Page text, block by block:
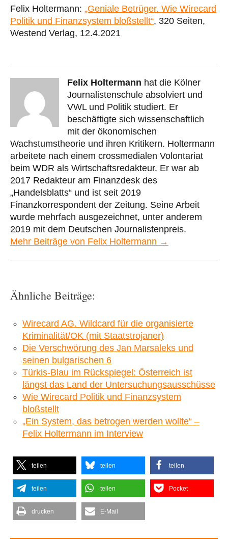
Felix Holtermann: „Geniale Betrüger. Wie Wirecard
Politik und Finanzsystem bloßstellt“, 320 Seiten,
Westend Verlag, 12.4.2021
Felix Holtermann hat die Kölner
Journalistenschule absolviert und
VWL und Politik studiert. Er
beschäftigte sich wissenschaftlich
mit der ökonomischen
Wachstumstheorie und ihren Kritikern. Holtermann
arbeitete nach einem crossmedialen Volontariat
beim WDR als Wirtschaftsredakteur. Er war ab
2017 Redakteur am Finanzdesk des
„Handelsblatts“ und ist seit 2019
Finanzkorrespondent der Zeitung. Seine Arbeit
wurde mehrfach ausgezeichnet, unter anderem
2019 mit dem Deutschen Journalistenpreis.
Mehr Beiträge von Felix Holtermann →
Ähnliche Beiträge:
Wirecard AG. Wildcard für die organisierte
Kriminalität/OK (mit Staatstrojaner)
Die Verschwörung des Jan Marsaleks und
seinen bulgarischen 6
Türkis-Blau im Rückspiegel: Österreich ist
längst das Land der Untersuchungsausschüsse
Wie Wirecard Politik und Finanzsystem
bloßstellt
„Ein System, das betrogen werden wollte“ –
Felix Holtermann im Interview
teilen teilen teilen
teilen teilen Pocket
drucken E-Mail